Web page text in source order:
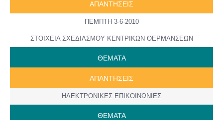
AΠANTΗΣΕΙΣ
ΠΕΜΠΤΗ 3-6-2010
ΣΤΟΙΧΕΙΑ ΣΧΕΔΙΑΣΜΟΥ ΚΕΝΤΡΙΚΩΝ ΘΕΡΜΑΝΣΕΩΝ
ΘΕΜΑΤΑ
AΠANTΗΣΕΙΣ
ΗΛΕΚΤΡΟΝΙΚΕΣ ΕΠΙΚΟΙΝΩΝΙΕΣ
ΘΕΜΑΤΑ